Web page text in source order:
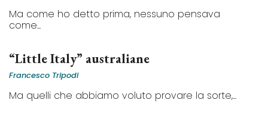
Ma come ho detto prima, nessuno pensava
come...
“Little Italy” australiane
Francesco Tripodi
Ma quelli che abbiamo voluto provare la sorte,...